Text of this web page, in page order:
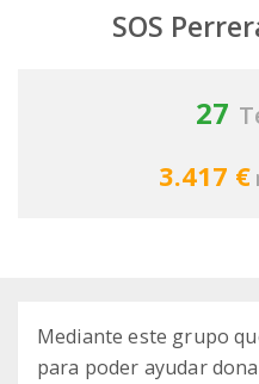
SOS
27
3.417 €
Mediante este grupo
para poder ayudar